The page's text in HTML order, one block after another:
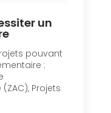
un
pouvant
:
Projets